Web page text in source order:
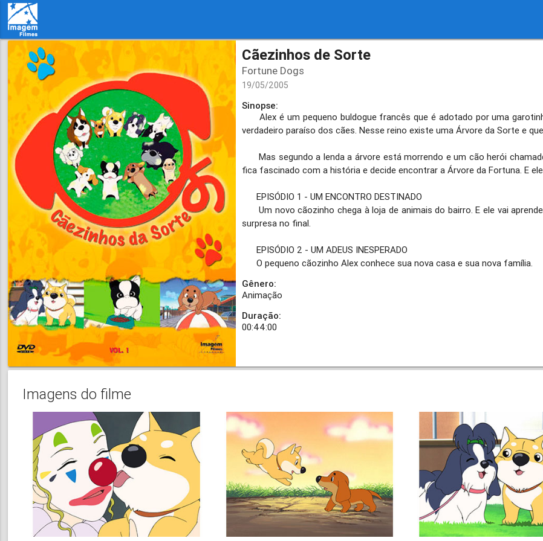
Cãezinhos de Sorte
Fortune Dogs
19/05/2005
Sinopse:
Alex é um pequeno buldogue francês que é adotado por uma
verdadeiro paraíso dos cães. Nesse reino existe uma Árvore da Sorte e
Mas segundo a lenda a árvore está morrendo e um cão herói
fica fascinado com a história e decide encontrar a Árvore da Fortuna. E
EPISÓDIO 1 - UM ENCONTRO DESTINADO
Um novo cãozinho chega à loja de animais do bairro. E ele vai
surpresa no final.
EPISÓDIO 2 - UM ADEUS INESPERADO
O pequeno cãozinho Alex conhece sua nova casa e sua nova família.
Gênero:
Animação
Duração:
00:44:00
Imagens do filme